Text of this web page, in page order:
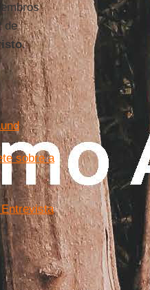
de
.
sobre a